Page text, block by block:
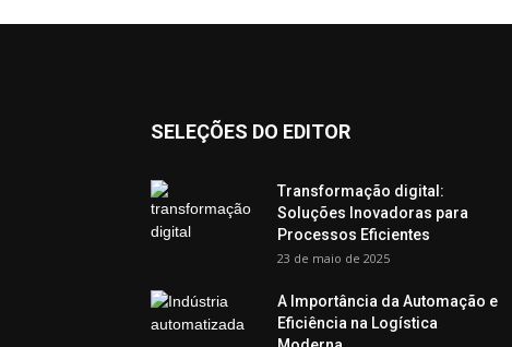
SELEÇÕES DO EDITOR
Transformação digital:
Soluções Inovadoras para
Processos Eficientes
23 de maio de 2025
A Importância da Automação e
Eficiência na Logística